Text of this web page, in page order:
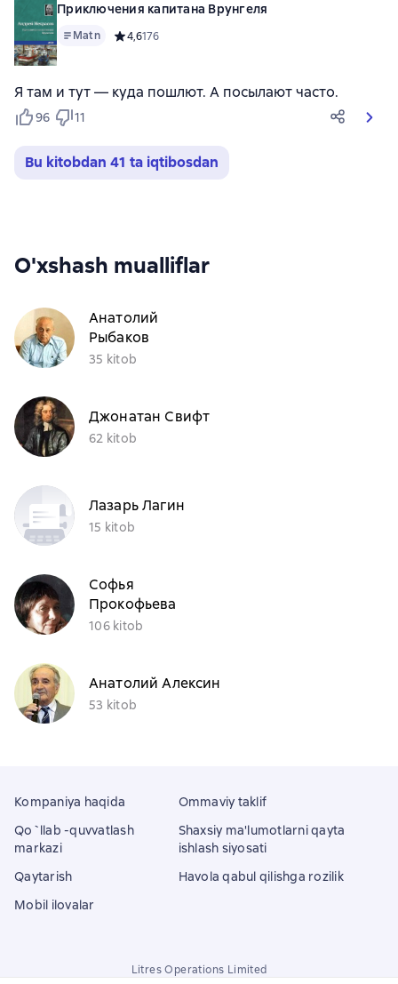
Приключения капитана Врунгеля
Matn Средний рейтинг 4,6 на основе 176 оценок
4,6176
Я там и тут — куда пошлют. А посылают часто.
96 11
Bu kitobdan 41 ta iqtibosdan
O'xshash mualliflar
Анатолий
Рыбаков
35 kitob
Джонатан Свифт
62 kitob
Лазарь Лагин
15 kitob
Софья
Прокофьева
106 kitob
Анатолий Алексин
53 kitob
Kompaniya haqida
Qo`llab -quvvatlash
markazi
Qaytarish
Mobil ilovalar
Ommaviy taklif
Shaxsiy ma'lumotlarni qayta
ishlash siyosati
Havola qabul qilishga rozilik
Litres Operations Limited